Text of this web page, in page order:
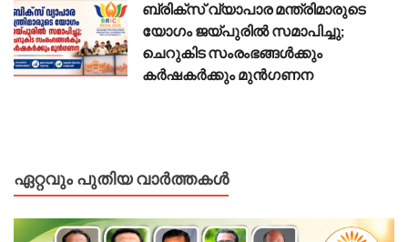
ബ്രിക്സ് വ്യാപാര മന്ത്രിമാരുടെ
യോഗം ജയ്പുരിൽ സമാപിച്ചു;
ചെറുകിട സംരംഭങ്ങൾക്കും
കർഷകർക്കും മുൻഗണന
ഏറ്റവും പുതിയ വാർത്തകൾ